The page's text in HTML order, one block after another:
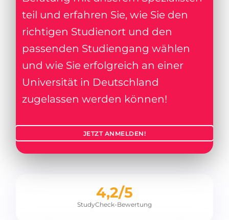
teil und erfahren Sie, wie Sie den
richtigen Studienort und den
passenden Studiengang wählen
und wie Sie erfolgreich an einer
Universität in Deutschland
zugelassen werden können!
JETZT ANMELDEN!
4,2/5
StudyCheck-Bewertung